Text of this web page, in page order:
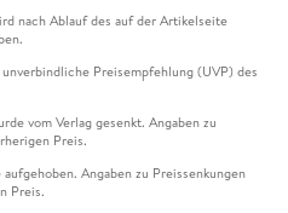
nach Ablauf des auf der Artikelseite
Preisempfehlung (UVP) des
vom Verlag gesenkt. Angaben zu
Preis.
Angaben zu Preissenkungen
Preis.